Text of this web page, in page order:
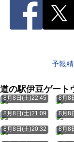
予報
道の駅伊豆ゲート
8月8日(土)22:45 8月8
8月8日(土)21:09 8月8
8月8日(土)20:32 8月8